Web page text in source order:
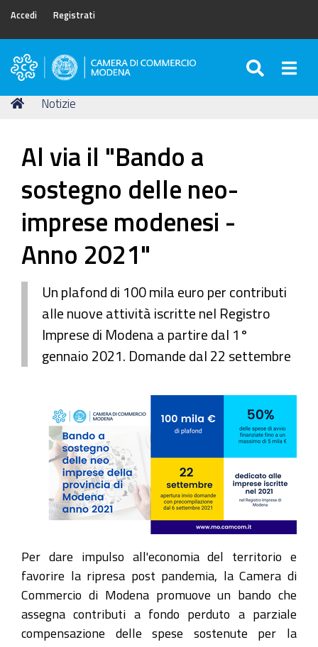
Accedi Registrati
Camera
Commercio
Tu
Home
Notizie
Al via il "Bando a
sostegno delle neo-
imprese modenesi -
Anno 2021"
Un plafond di 100 mila euro per contributi
alle nuove attività iscritte nel Registro
Imprese di Modena a partire dal 1°
gennaio 2021. Domande dal 22 settembre
Per dare impulso all'economia del territorio e
favorire la ripresa post pandemia, la Camera di
Commercio di Modena promuove un bando che
assegna contributi a fondo perduto a parziale
compensazione delle spese sostenute per la